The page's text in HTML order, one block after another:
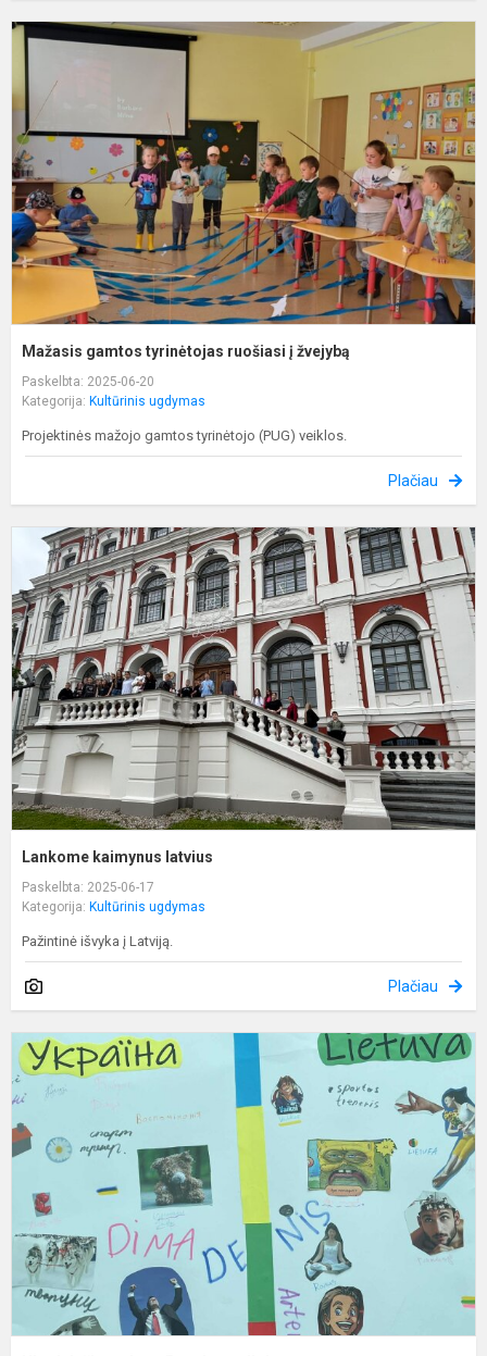
Mažasis gamtos tyrinėtojas ruošiasi į žvejybą
Paskelbta: 2025-06-20
Kategorija: Kultūrinis ugdymas
Projektinės mažojo gamtos tyrinėtojo (PUG) veiklos.
Plačiau
Lankome kaimynus latvius
Paskelbta: 2025-06-17
Kategorija: Kultūrinis ugdymas
Pažintinė išvyka į Latviją.
Plačiau